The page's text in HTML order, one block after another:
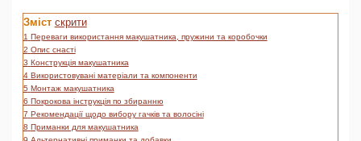
Зміст скрити
1 Переваги використання макушатника, пружини та коробочки
2 Опис снасті
3 Конструкція макушатника
4 Використовувані матеріали та компоненти
5 Монтаж макушатника
6 Покрокова інструкція по збиранню
7 Рекомендації щодо вибору гачків та волосіні
8 Приманки для макушатника